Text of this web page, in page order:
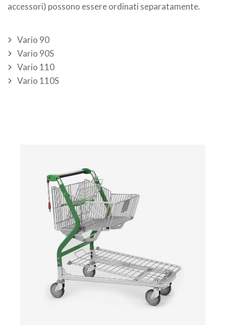
accessori) possono essere ordinati separatamente.
Vario 90
Vario 90S
Vario 110
Vario 110S